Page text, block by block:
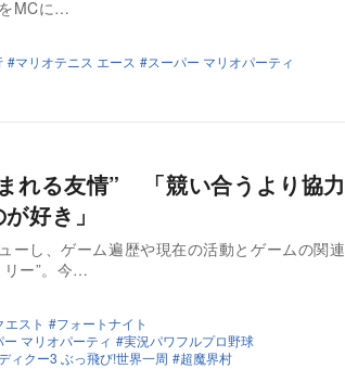
MCに…
マリオテニス エース
スーパー マリオパーティ
れる友情” 「競い合うより協力
好き」
ーし、ゲーム遍歴や現在の活動とゲームの関連
リー”。今…
エスト
フォートナイト
ー マリオパーティ
実況パワフルプロ野球
ィクー3 ぶっ飛び!世界一周
超魔界村